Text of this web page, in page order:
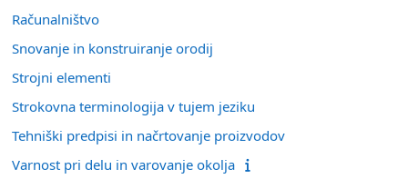
Računalništvo
Snovanje in konstruiranje orodij
Strojni elementi
Strokovna terminologija v tujem jeziku
Tehniški predpisi in načrtovanje proizvodov
Varnost pri delu in varovanje okolja